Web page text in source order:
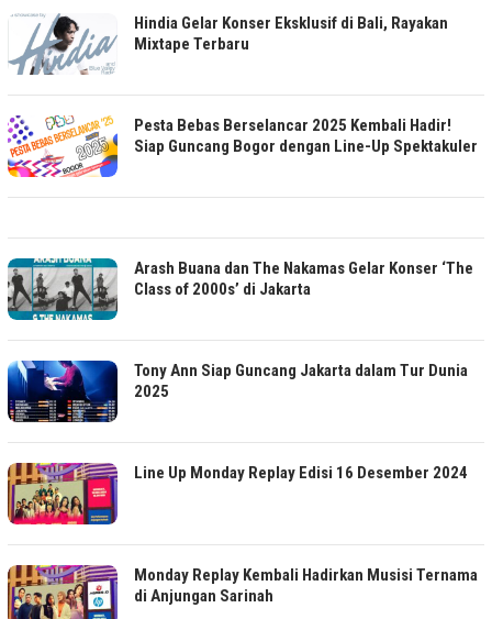
Hindia Gelar Konser Eksklusif di Bali, Rayakan
Mixtape Terbaru
Pesta Bebas Berselancar 2025 Kembali Hadir!
Siap Guncang Bogor dengan Line-Up Spektakuler
Arash Buana dan The Nakamas Gelar Konser ‘The
Class of 2000s’ di Jakarta
Tony Ann Siap Guncang Jakarta dalam Tur Dunia
2025
Line Up Monday Replay Edisi 16 Desember 2024
Monday Replay Kembali Hadirkan Musisi Ternama
di Anjungan Sarinah